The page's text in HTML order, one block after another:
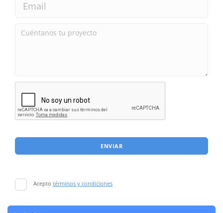
ENVIAR
Acepto términos y condiciones